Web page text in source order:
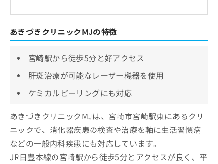
あきづきクリニックMJの特徴
宮崎駅から徒歩5分と好アクセス
肝斑治療が可能なレーザー機器を使用
ケミカルピーリングにも対応
あきづきクリニックMJは、宮崎市宮崎駅東にあるクリ
ニックで、消化器疾患の検査や治療を軸に生活習慣病
などの一般内科疾患にも対応しています。
JR日豊本線の宮崎駅から徒歩5分とアクセスが良く、平